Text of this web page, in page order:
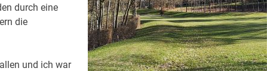
durch eine
die
und ich war